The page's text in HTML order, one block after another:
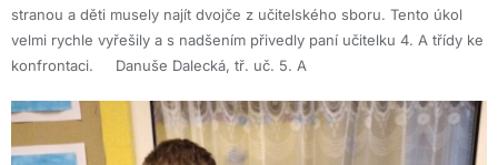
stranou a děti musely najít dvojče z učitelského sboru. Tento úkol
velmi rychle vyřešily a s nadšením přivedly paní učitelku 4. A třídy ke
konfrontaci. Danuše Dalecká, tř. uč. 5. A